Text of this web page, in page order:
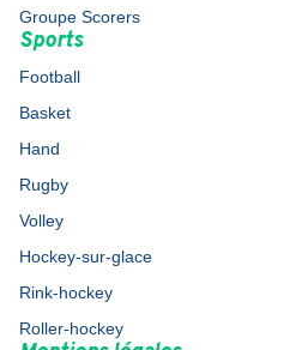
Groupe Scorers
Sports
Football
Basket
Hand
Rugby
Volley
Hockey-sur-glace
Rink-hockey
Roller-hockey